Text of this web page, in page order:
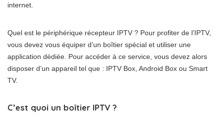
internet.
Quel est le périphérique récepteur IPTV ? Pour profiter de l’IPTV,
vous devez vous équiper d’un boîtier spécial et utiliser une
application dédiée. Pour accéder à ce service, vous devez alors
disposer d’un appareil tel que : IPTV Box, Android Box ou Smart
TV.
C’est quoi un boîtier IPTV ?